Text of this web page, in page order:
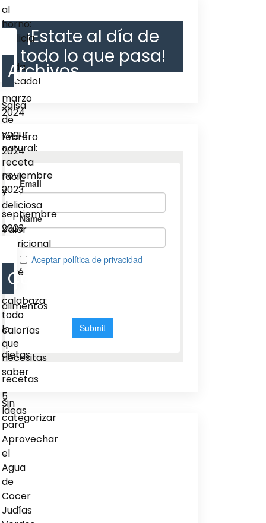
¡Estate al día de
todo lo que pasa!
al
horno:
¡delicia
en
cada
bocado!
Salsa
de
yogur
natural:
receta
fácil
y
deliciosa
Valor
nutricional
puré
de
calabaza:
todo
lo
que
necesitas
saber
5
Ideas
para
Aprovechar
el
Agua
de
Cocer
Judías
Archivos
marzo
2024
febrero
2024
noviembre
2023
septiembre
2023
Categorias
alimentos
calorías
dietas
recetas
Sin
categorizar